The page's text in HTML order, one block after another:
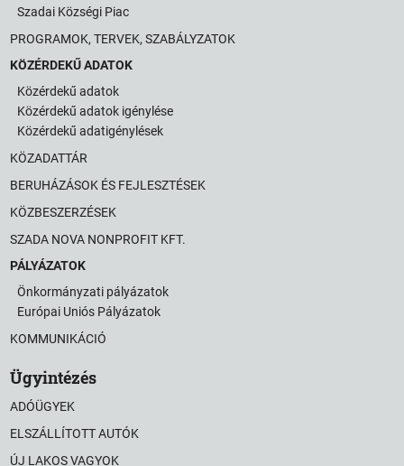
Szadai Községi Piac
PROGRAMOK, TERVEK, SZABÁLYZATOK
KÖZÉRDEKŰ ADATOK
Közérdekű adatok
Közérdekű adatok igénylése
Közérdekű adatigénylések
KÖZADATTÁR
BERUHÁZÁSOK ÉS FEJLESZTÉSEK
KÖZBESZERZÉSEK
SZADA NOVA NONPROFIT KFT.
PÁLYÁZATOK
Önkormányzati pályázatok
Európai Uniós Pályázatok
KOMMUNIKÁCIÓ
Ügyintézés
ADÓÜGYEK
ELSZÁLLÍTOTT AUTÓK
ÚJ LAKOS VAGYOK